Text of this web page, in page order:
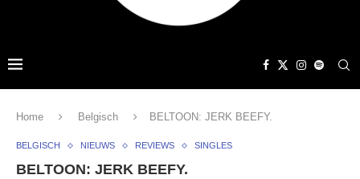
Home Belgisch BELTOON: JERK BEEFY.
BELGISCH NIEUWS REVIEWS SINGLES
BELTOON: JERK BEEFY.